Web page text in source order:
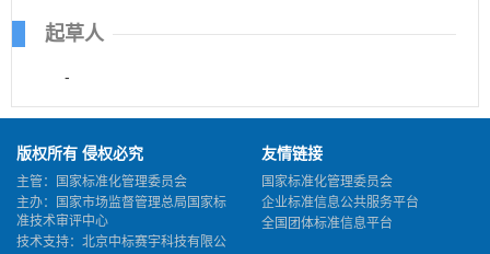
起草人
-
版权所有 侵权必究
主管：国家标准化管理委员会
主办：国家市场监督管理总局国家标
准技术审评中心
技术支持：北京中标赛宇科技有限公
友情链接
国家标准化管理委员会
企业标准信息公共服务平台
全国团体标准信息平台